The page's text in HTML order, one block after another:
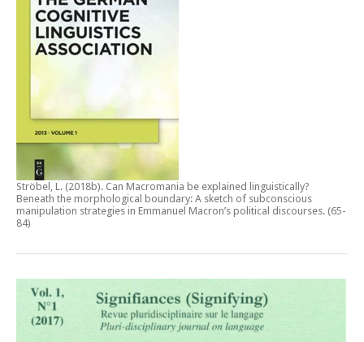
Ströbel, L. (2018b). Can Macromania be explained linguistically?
Beneath the morphological boundary: A sketch of subconscious
manipulation strategies in Emmanuel Macron’s political discourses. (65-
84)